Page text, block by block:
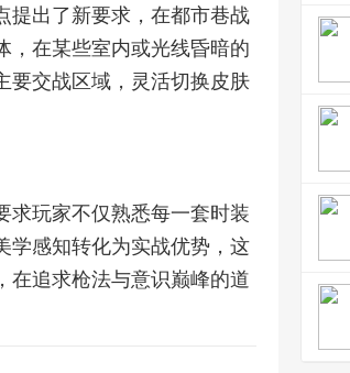
提出了新要求，在都市巷战
，在某些室内或光线昏暗的
要交战区域，灵活切换皮肤
求玩家不仅熟悉每一套时装
学感知转化为实战优势，这
在追求枪法与意识巅峰的道